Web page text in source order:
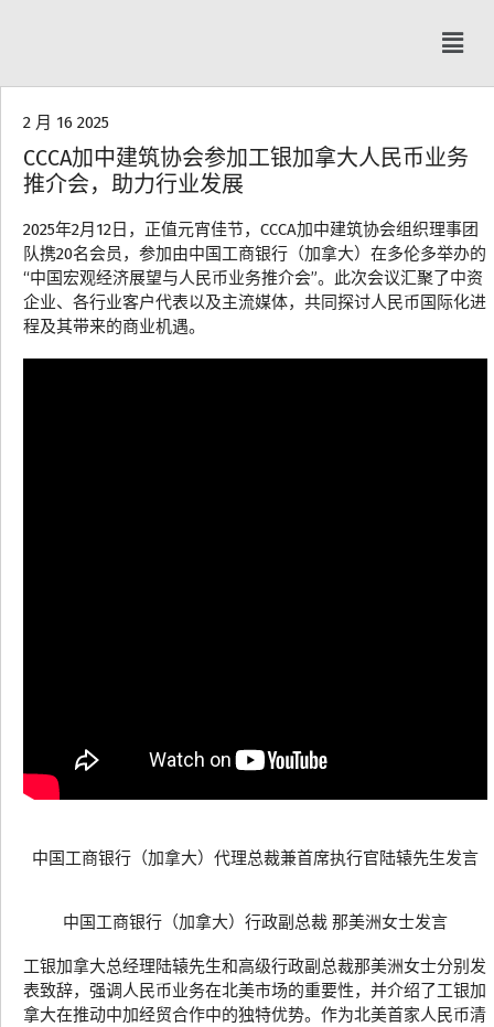
2 月 16 2025
CCCA加中建筑协会参加工银加拿大人民币业务
推介会，助力行业发展
2025年2月12日，正值元宵佳节，CCCA加中建筑协会组织理事团
队携20名会员，参加由中国工商银行（加拿大）在多伦多举办的
“中国宏观经济展望与人民币业务推介会”。此次会议汇聚了中资
企业、各行业客户代表以及主流媒体，共同探讨人民币国际化进
程及其带来的商业机遇。
中国工商银行（加拿大）代理总裁兼首席执行官陆辕先生发言
中国工商银行（加拿大）行政副总裁 那美洲女士发言
工银加拿大总经理陆辕先生和高级行政副总裁那美洲女士分别发
表致辞，强调人民币业务在北美市场的重要性，并介绍了工银加
拿大在推动中加经贸合作中的独特优势。作为北美首家人民币清